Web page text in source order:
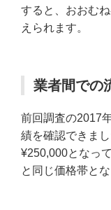
すると、おおむ
えられます。
業者間での
前回調査の2017
績を確認できま
¥250,000となっ
と同じ価格帯と